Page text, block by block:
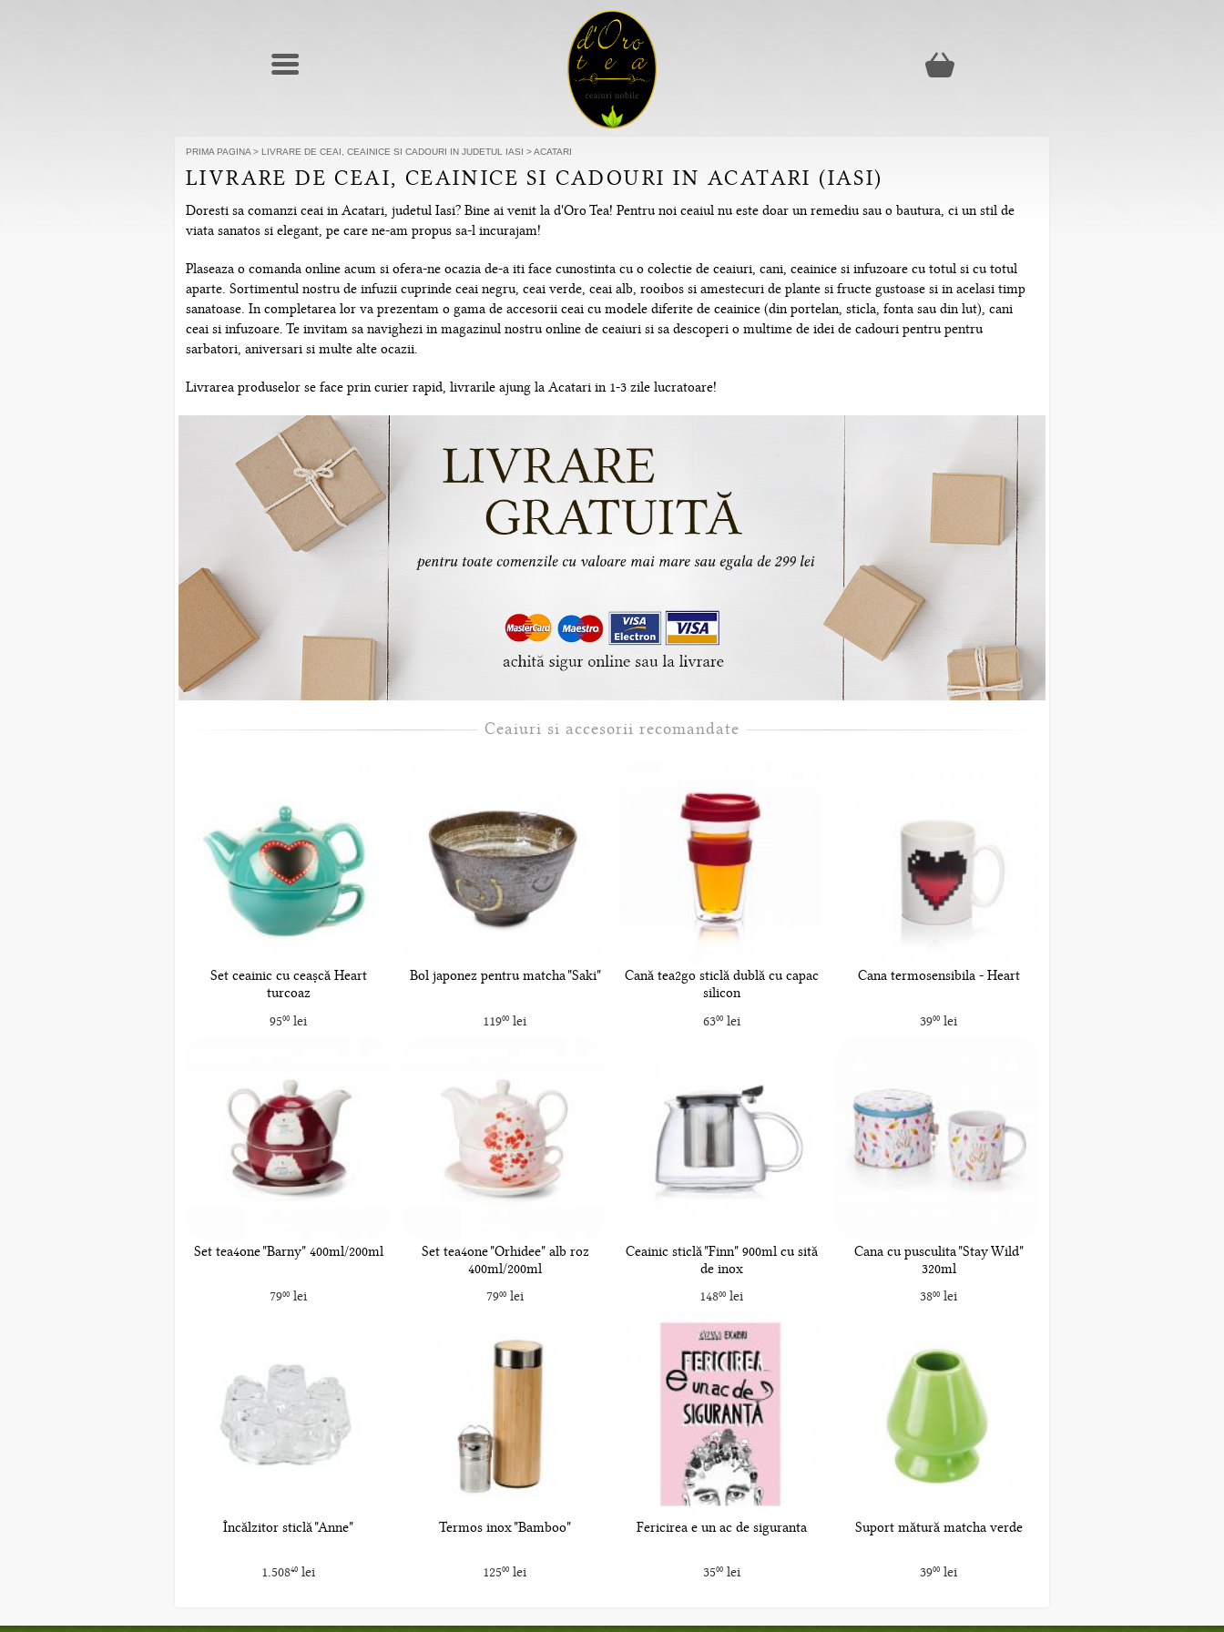
PRIMA PAGINA > LIVRARE DE CEAI, CEAINICE SI CADOURI IN JUDETUL IASI >ACATARI
LIVRARE DE CEAI, CEAINICE SI CADOURI IN ACATARI (IASI)
Doresti sa comanzi ceai in Acatari, judetul Iasi? Bine ai venit la d'Oro Tea! Pentru noi ceaiul nu este doar un remediu sau o bautura, ci un stil de
viata sanatos si elegant, pe care ne-am propus sa-l incurajam!
Plaseaza o comanda online acum si ofera-ne ocazia de-a iti face cunostinta cu o colectie de ceaiuri, cani, ceainice si infuzoare cu totul si cu totul
aparte. Sortimentul nostru de infuzii cuprinde ceai negru, ceai verde, ceai alb, rooibos si amestecuri de plante si fructe gustoase si in acelasi timp
sanatoase. In completarea lor va prezentam o gama de accesorii ceai cu modele diferite de ceainice (din portelan, sticla, fonta sau din lut), cani
ceai si infuzoare. Te invitam sa navighezi in magazinul nostru online de ceaiuri si sa descoperi o multime de idei de cadouri pentru pentru
sarbatori, aniversari si multe alte ocazii.
Livrarea produselor se face prin curier rapid, livrarile ajung la Acatari in 1-3 zile lucratoare!
Ceaiuri si accesorii recomandate
Set ceainic cu ceașcă Heart
turcoaz
9500lei
Bol japonez pentru matcha "Saki"
11900 lei
Cană tea2go sticlă dublă cu capac
silicon
6300lei
Cana termosensibila - Heart
3900lei
Set tea4one "Barny" 400ml/200ml
7900lei
Set tea4one "Orhidee" alb roz
400ml/200ml
7900lei
Ceainic sticlă "Finn" 900ml cu sită
de inox
14800 lei
Cana cu pusculita "Stay Wild"
320ml
3800lei
Încălzitor sticlă "Anne"
1.50840lei
Termos inox "Bamboo"
12500 lei
Fericirea e un ac de siguranta
3500lei
Suport mătură matcha verde
3900lei